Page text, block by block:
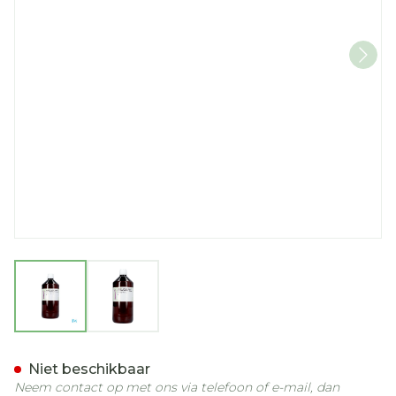
View larger imageView larger image
Niet beschikbaar
Neem contact op met ons via telefoon of e-mail, dan